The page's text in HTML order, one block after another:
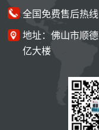
全国免费售后热
地址：佛山市顺
亿大楼